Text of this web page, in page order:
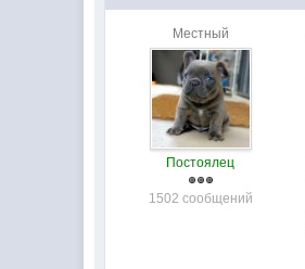
Местный
Постоялец
1502 сообщений